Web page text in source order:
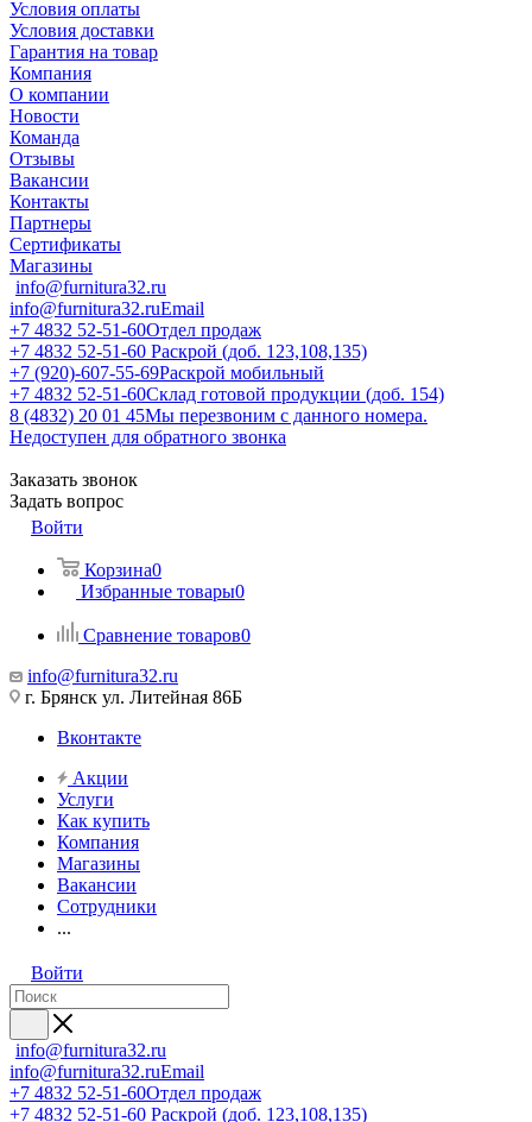
Условия оплаты
Условия доставки
Гарантия на товар
Компания
О компании
Новости
Команда
Отзывы
Вакансии
Контакты
Партнеры
Сертификаты
Магазины
info@furnitura32.ru
info@furnitura32.ruEmail
+7 4832 52-51-60Отдел продаж
+7 4832 52-51-60 Раскрой (доб. 123,108,135)
+7 (920)-607-55-69Раскрой мобильный
+7 4832 52-51-60Склад готовой продукции (доб. 154)
8 (4832) 20 01 45Мы перезвоним с данного номера.
Недоступен для обратного звонка
Заказать звонок
Задать вопрос
Войти
Корзина0
Избранные товары0
Сравнение товаров0
info@furnitura32.ru
г. Брянск ул. Литейная 86Б
Вконтакте
Акции
Услуги
Как купить
Компания
Магазины
Вакансии
Сотрудники
...
Войти
info@furnitura32.ru
info@furnitura32.ruEmail
+7 4832 52-51-60Отдел продаж
+7 4832 52-51-60 Раскрой (доб. 123,108,135)